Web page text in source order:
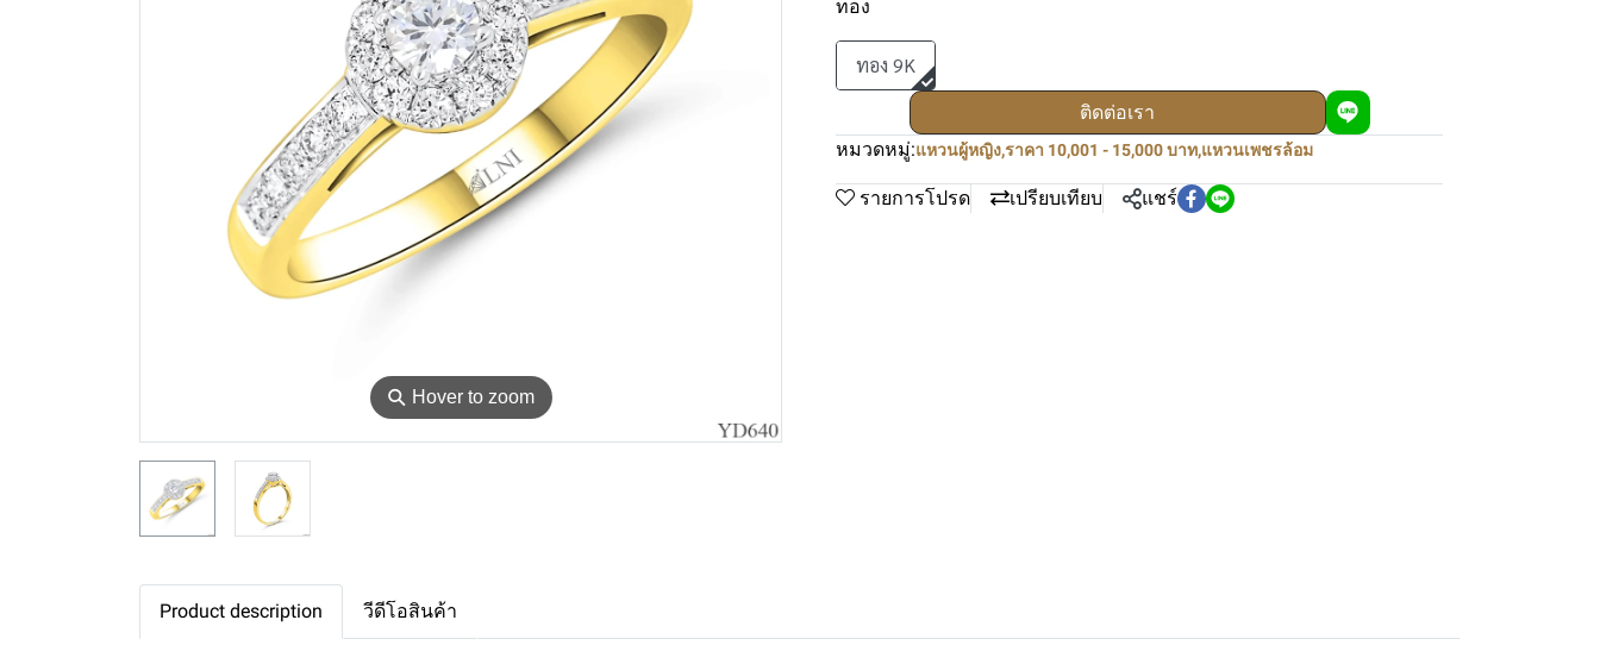
⚲ Hover to zoom
ทอง
ทอง 9K
ติดต่อเรา
หมวดหมู่:แหวนผู้หญิง,ราคา 10,001 - 15,000 บาท,แหวนเพชรล้อม
รายการโปรด เปรียบเทียบ แชร์
Product description วีดีโอสินค้า